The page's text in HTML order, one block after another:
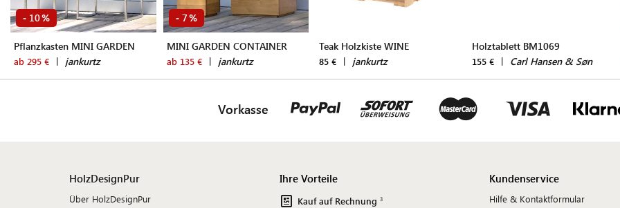
- 10%
Pflanzkasten MINI GARDEN
ab 295 € | jankurtz
- 7%
MINI GARDEN CONTAINER
ab 135 € | jankurtz
Teak Holzkiste WINE
85 € | jankurtz
Holztablett BM1069
155 € | Carl Hansen & Søn
Vorkasse
HolzDesignPur
Über HolzDesignPur
Ihre Vorteile
Kauf auf Rechnung
Kundenservice
Hilfe & Kontaktformular